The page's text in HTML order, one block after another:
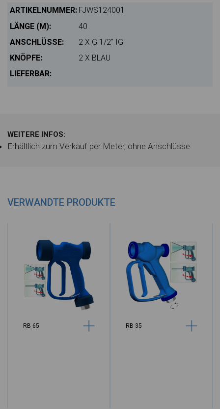
FJWS124001
40
2 X G 1/2" IG
2 X BLAU
WEITERE INFOS:
Erhältlich zum Verkauf per Meter, ohne Anschlüsse
VERWANDTE PRODUKTE
RB 65 RB 35